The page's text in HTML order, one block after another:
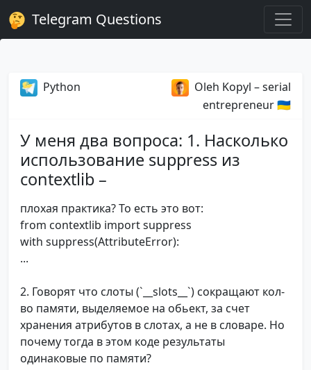
Telegram Questions
Python
Oleh Kopyl – serial
entrepreneur 🇺🇦
У меня два вопроса: 1. Насколько
использование suppress из
contextlib –
плохая практика? То есть это вот:
from contextlib import suppress
with suppress(AttributeError):
...
2. Говорят что слоты (`__slots__`) сокращают кол-
во памяти, выделяемое на обьект, за счет
хранения атрибутов в слотах, а не в словаре. Но
почему тогда в этом коде результаты
одинаковые по памяти?